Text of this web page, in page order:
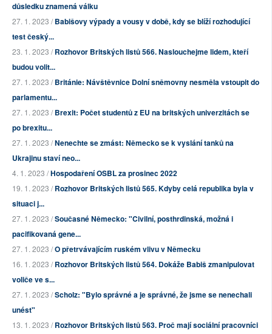
důsledku znamená válku
27. 1. 2023 /Babišovy výpady a vousy v době, kdy se blíží rozhodující
test český...
23. 1. 2023 /Rozhovor Britských listů 566. Naslouchejme lidem, kteří
budou volit...
27. 1. 2023 /Británie: Návštěvnice Dolní sněmovny nesměla vstoupit do
parlamentu...
27. 1. 2023 /Brexit: Počet studentů z EU na britských univerzitách se
po brexitu...
27. 1. 2023 /Nenechte se zmást: Německo se k vyslání tanků na
Ukrajinu staví neo...
4. 1. 2023 /Hospodaření OSBL za prosinec 2022
19. 1. 2023 /Rozhovor Britských listů 565. Kdyby celá republika byla v
situaci j...
27. 1. 2023 /Současné Německo: "Civilní, posthrdinská, možná i
pacifikovaná gene...
27. 1. 2023 /O přetrvávajícím ruském vlivu v Německu
16. 1. 2023 /Rozhovor Britských listů 564. Dokáže Babiš zmanipulovat
voliče ve s...
27. 1. 2023 /Scholz: "Bylo správné a je správné, že jsme se nenechali
unést"
13. 1. 2023 /Rozhovor Britských listů 563. Proč mají sociální pracovníci